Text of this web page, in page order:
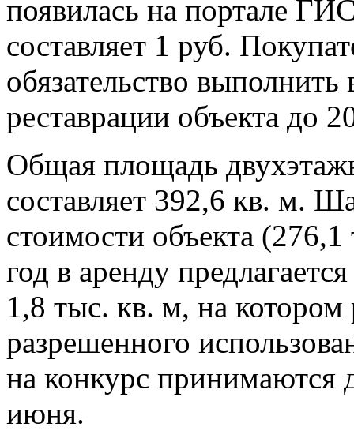
появилась на портале
составляет 1 руб.
обязательство
реставрации объекта до
Общая площадь
составляет 392,6 кв. м.
стоимости объекта
год в аренду
1,8 тыс. кв. м, на
разрешенного
на конкурс принимаются
июня.